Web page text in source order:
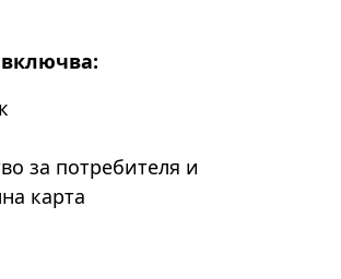
за потребителя и
карта